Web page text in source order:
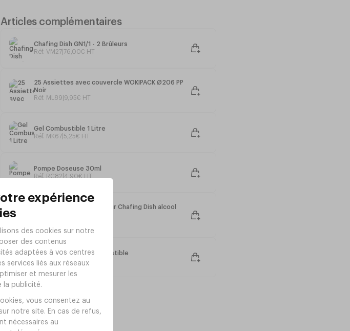
Gel combustible
Poids: 4Kg
Articles complémentaires
Chafing Dish GN1/1 - 2 Brûleurs
Réf. VM27 76 00€ HT
25 Assiettes avec couvercle WOKIPACK Ø206 PP
Noir
Réf. ML89 9 95€ HT
Gel Combustible 1 Litre
Réf. MK67 5 25€ HT
Pompe Doseuse 30ml
Réf. RC82 4 90€ HT
Brûleur de Régulation pour Chafing Dish alcool
Cartouche de Gel combustible
Réf. VM31 1,58€ HT